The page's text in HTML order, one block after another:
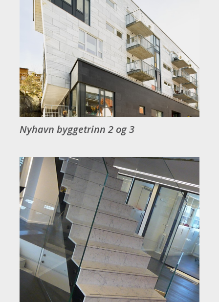
Nyhavn byggetrinn 2 og 3